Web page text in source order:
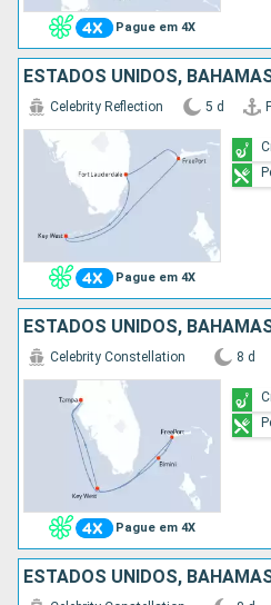
Pague em 4X
ESTADOS UNIDOS,
Pague em 4X
Celebrity Reflection 5 d
ESTADOS UNIDOS,
Pague em 4X
Celebrity Constellation 8 d
ESTADOS UNIDOS,